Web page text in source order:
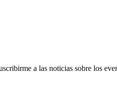
a las noticias sobre los